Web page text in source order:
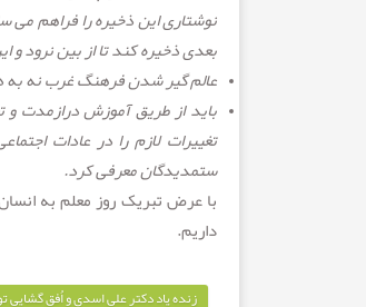
نوشتاری این ذخیره را فراهم
بعدی ذخیره کند تا از بین نرود و
عالم گیر شدن فرهنگ غرب نه به
باید از طریق آموزش درازمدت و
تغییرات لازم را در عادات
ستمدیدگان معرفی کرد.
با عرض تبریک روز معلم به
داریم.
زنده یاد دکتر علی اسدی و اُفق گشایی